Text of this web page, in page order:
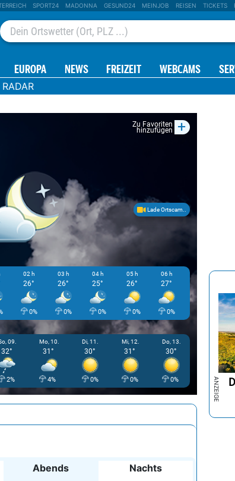
SPORT24 MADONNA GESUND24 MEINJOB REISEN TICKETS
EUROPA NEWS FREIZEIT WEBCAMS
RADAR
Zu Favoriten
hinzufügen +
Lade Ortscam..
02 h
26°
0%
03 h
26°
0%
04 h
25°
0%
05 h
26°
0%
06 h
27°
0%
07 h
09.
32°
2%
Mo, 10.
31°
4%
Di, 11.
30°
0%
Mi, 12.
31°
0%
Do, 13.
30°
0%
Abends Nachts